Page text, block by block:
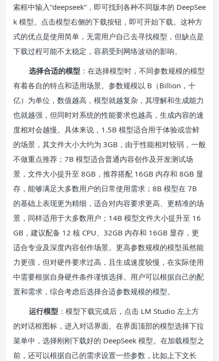
索框中输入“deepseek”，即可找到各种不同版本的 DeepSee
k 模型。点击模型右侧的下载按钮，即可开始下载。这种方
式的优点是使用简单，无需用户自己去寻找模型，但缺点是
下载过程可能不太稳定，容易受到网络波动的影响。
选择合适的模型 ：在选择模型时，不同参数规模的模型
有着各自的特点和适用场景。参数规模以 B（Billion，十
亿）为单位，数值越高，模型就越复杂，其理解和生成能力
也就越强，但同时对系统的性能要求也越高，生成内容的速
度相对会越慢。具体来说，1.5B 模型适合用于体验或尝鲜
的场景，其文件大小大约为 3GB，由于性能相对较弱，一般
不做重点推荐；7B 模型适合普通内容创作及开发测试场
景，文件大小提升至 8GB，推荐搭配 16GB 内存和 8GB 显
存，能够满足大多数用户的日常使用需求；8B 模型在 7B
的基础上表现更为精细，适合对内容要求更高、更精准的场
景，同样适用于大多数用户；14B 模型文件大小提升至 16
GB，建议配备 12 核 CPU、32GB 内存和 16GB 显存，更
适合专业及深度内容创作场景。更高参数规模的模型虽然能
力更强，但对硬件要求过高，且生成速度较慢，在实际使用
中需要根据自身硬件条件谨慎选择。用户可以根据自己的配
置和需求，综合考虑后选择合适参数规模的模型。
运行模型 ：模型下载完成后，点击 LM Studio 左上方
的对话框图标，进入对话界面。在界面顶部的模型选择下拉
菜单中，选择刚刚下载好的 DeepSeek 模型。在加载模型之
前，还可以根据自己的需求设置一些参数，比如上下文长